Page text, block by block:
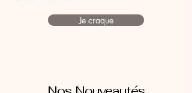
Je craque